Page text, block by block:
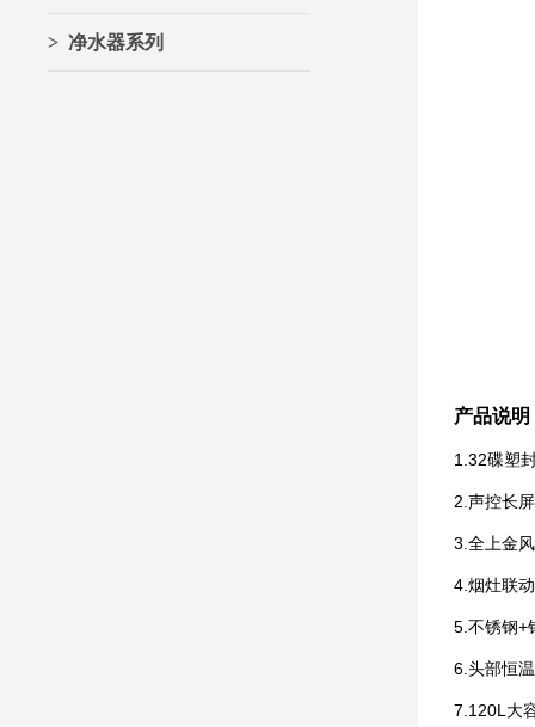
> 净水器系列
产品说明
1.32碟塑
2.声控长
3.全上金
4.烟灶联
5.不锈钢+
6.头部恒
7.120L大